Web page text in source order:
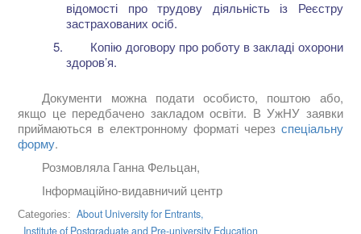
відомості про трудову діяльність із Реєстру
застрахованих осіб.
Копію договору про роботу в закладі охорони
здоров’я.
Документи можна подати особисто, поштою або,
якщо це передбачено закладом освіти. В УжНУ заявки
приймаються в електронному форматі через спеціальну
форму.
Розмовляла Ганна Фельцан,
Інформаційно-видавничий центр
Categories: About University for Entrants,
Institute of Postgraduate and Pre-university Education